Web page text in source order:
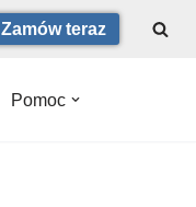
Zamów teraz
Pomoc